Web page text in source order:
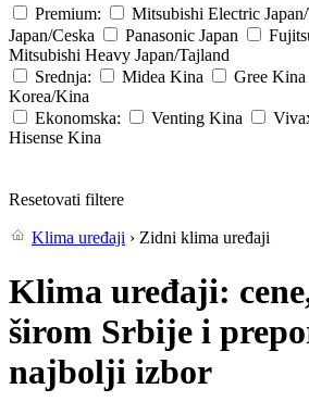
Premium: Mitsubishi Electric
Japan/Ceska
Panasonic Japan
Mitsubishi Heavy Japan/Tajland
Srednja:
Midea Kina Gree Kina
Korea/Kina
Ekonomska:
Venting Kina
Hisense Kina
Resetovati filtere
Klima uređaji › Zidni klima uređaji
Klima uređaji:
širom Srbije i
najbolji izbor